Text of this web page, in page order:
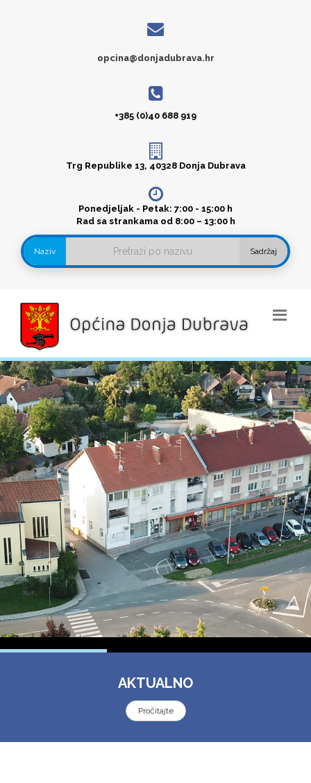
opcina@donjadubrava.hr
+385 (0)40 688 919
Trg Republike 13, 40328 Donja Dubrava
Ponedjeljak - Petak: 7:00 - 15:00 h
Rad sa strankama od 8:00 – 13:00 h
Naziv Sadržaj
AKTUALNO
Pročitajte